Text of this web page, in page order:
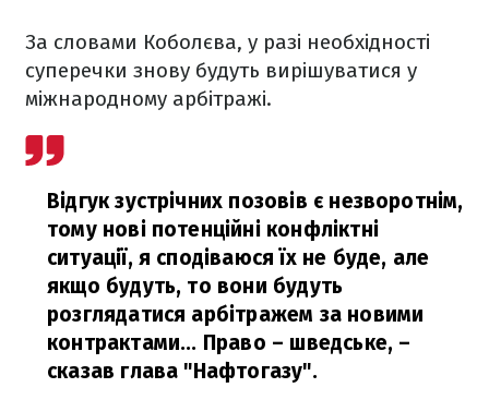
За словами Коболєва, у разі необхідності
суперечки знову будуть вирішуватися у
міжнародному арбітражі.
Відгук зустрічних позовів є незворотнім,
тому нові потенційні конфліктні
ситуації, я сподіваюся їх не буде, але
якщо будуть, то вони будуть
розглядатися арбітражем за новими
контрактами... Право – шведське, –
сказав глава "Нафтогазу".